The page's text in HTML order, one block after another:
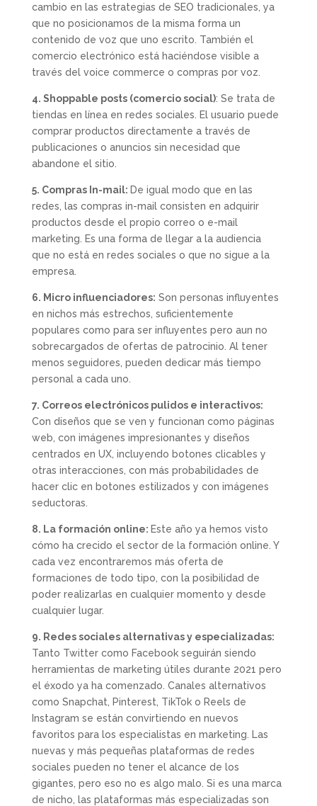
cambio en las estrategias de SEO tradicionales, ya
que no posicionamos de la misma forma un
contenido de voz que uno escrito. También el
comercio electrónico está haciéndose visible a
través del voice commerce o compras por voz.
4. Shoppable posts (comercio social): Se trata de
tiendas en línea en redes sociales. El usuario puede
comprar productos directamente a través de
publicaciones o anuncios sin necesidad que
abandone el sitio.
5. Compras In-mail: De igual modo que en las
redes, las compras in-mail consisten en adquirir
productos desde el propio correo o e-mail
marketing. Es una forma de llegar a la audiencia
que no está en redes sociales o que no sigue a la
empresa.
6. Micro influenciadores: Son personas influyentes
en nichos más estrechos, suficientemente
populares como para ser influyentes pero aun no
sobrecargados de ofertas de patrocinio. Al tener
menos seguidores, pueden dedicar más tiempo
personal a cada uno.
7. Correos electrónicos pulidos e interactivos:
Con diseños que se ven y funcionan como páginas
web, con imágenes impresionantes y diseños
centrados en UX, incluyendo botones clicables y
otras interacciones, con más probabilidades de
hacer clic en botones estilizados y con imágenes
seductoras.
8. La formación online: Este año ya hemos visto
cómo ha crecido el sector de la formación online. Y
cada vez encontraremos más oferta de
formaciones de todo tipo, con la posibilidad de
poder realizarlas en cualquier momento y desde
cualquier lugar.
9. Redes sociales alternativas y especializadas:
Tanto Twitter como Facebook seguirán siendo
herramientas de marketing útiles durante 2021 pero
el éxodo ya ha comenzado. Canales alternativos
como Snapchat, Pinterest, TikTok o Reels de
Instagram se están convirtiendo en nuevos
favoritos para los especialistas en marketing. Las
nuevas y más pequeñas plataformas de redes
sociales pueden no tener el alcance de los
gigantes, pero eso no es algo malo. Si es una marca
de nicho, las plataformas más especializadas son